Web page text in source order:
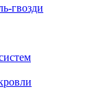
гвозди